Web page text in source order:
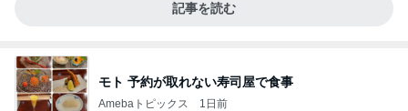
記事を読む
モト 予約が取れない寿司屋で食事
Amebaトピックス 1日前